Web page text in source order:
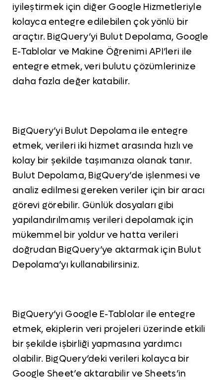
iyileştirmek için diğer Google Hizmetleriyle
kolayca entegre edilebilen çok yönlü bir
araçtır. BigQuery’yi Bulut Depolama, Google
E-Tablolar ve Makine Öğrenimi API’leri ile
entegre etmek, veri bulutu çözümlerinize
daha fazla değer katabilir.
BigQuery’yi Bulut Depolama ile entegre
etmek, verileri iki hizmet arasında hızlı ve
kolay bir şekilde taşımanıza olanak tanır.
Bulut Depolama, BigQuery’de işlenmesi ve
analiz edilmesi gereken veriler için bir aracı
görevi görebilir. Günlük dosyaları gibi
yapılandırılmamış verileri depolamak için
mükemmel bir yoldur ve hatta verileri
doğrudan BigQuery’ye aktarmak için Bulut
Depolama’yı kullanabilirsiniz.
BigQuery’yi Google E-Tablolar ile entegre
etmek, ekiplerin veri projeleri üzerinde etkili
bir şekilde işbirliği yapmasına yardımcı
olabilir. BigQuery’deki verileri kolayca bir
Google Sheet’e aktarabilir ve Sheets’in